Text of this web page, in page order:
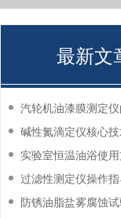
最新文
实验室恒温油浴使
过滤性测定仪操作